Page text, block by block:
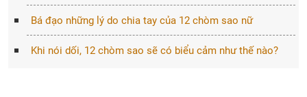
Bá đạo những lý do chia tay của 12 chòm sao nữ
Khi nói dối, 12 chòm sao sẽ có biểu cảm như thế nào?